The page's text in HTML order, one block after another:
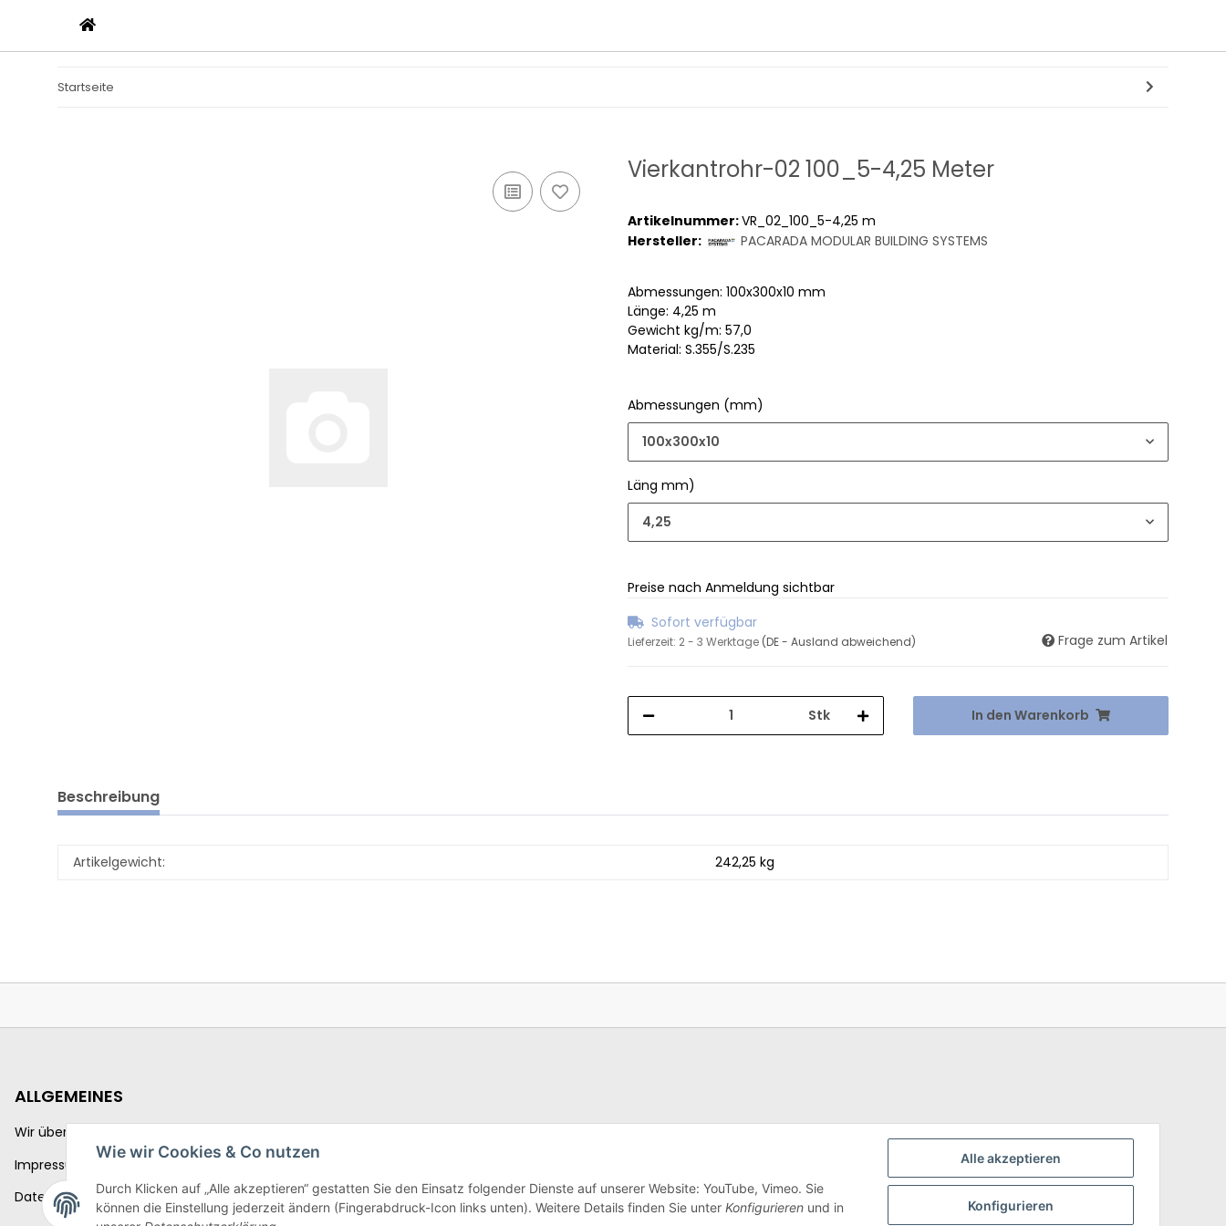
Startseite
Vierkantrohr-02 100_5-4,25 Meter
Artikelnummer:VR_02_100_5-4,25 m
Hersteller:
PACARADA MODULAR BUILDING SYSTEMS
Abmessungen: 100x300x10 mm
Länge: 4,25 m
Gewicht kg/m: 57,0
Material: S.355/S.235
Abmessungen (mm)
100x300x10
Läng mm)
4,25
Preise nach Anmeldung sichtbar
Sofort verfügbar
Lieferzeit: 2 - 3 Werktage (DE - Ausland abweichend) Frage zum Artikel
Stk In den Warenkorb
Beschreibung
Artikelgewicht: 242,25 kg
ALLGEMEINES
Wir über uns
Impressum
Datenschutzerklärung
Wie wir Cookies & Co nutzen
Durch Klicken auf „Alle akzeptieren“ gestatten Sie den Einsatz folgender Dienste auf unserer Website: YouTube, Vimeo. Sie
können die Einstellung jederzeit ändern (Fingerabdruck-Icon links unten). Weitere Details finden Sie unter Konfigurieren und in
Alle akzeptieren
Konfigurieren